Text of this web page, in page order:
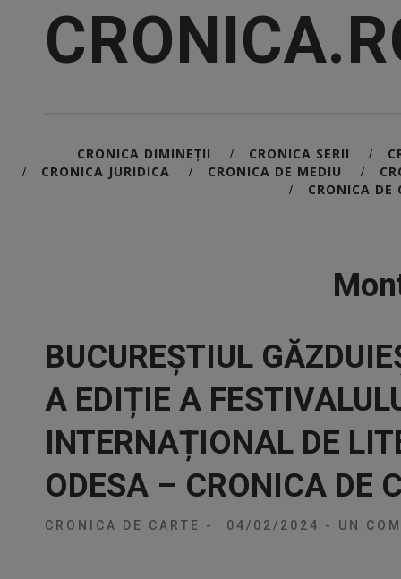
CRONICA DIMINEȚII / CRONICA SERII /
/ CRONICA JURIDICA / CRONICA DE MEDIU /
/ CRONICA DE
BUCUREȘTIUL
A EDIȚIE A
INTERNAȚIONAL DE
ODESA – CRONICA DE
CRONICA DE CARTE - 04/02/2024 - UN